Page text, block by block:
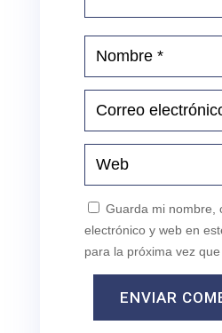
Guarda mi nombre,
electrónico y web en
para la próxima vez que
ENVIAR